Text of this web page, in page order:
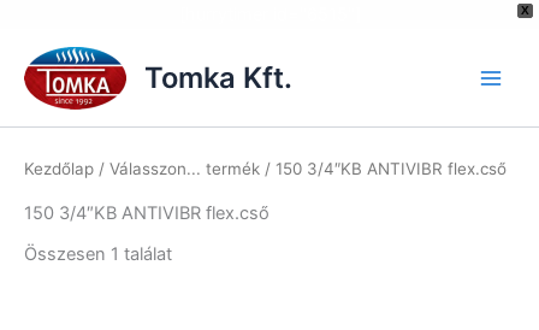
X
content
Tomka Kft.
Kezdőlap / Válasszon... termék / 150 3/4″KB ANTIVIBR flex.cső
150 3/4″KB ANTIVIBR flex.cső
Összesen 1 találat